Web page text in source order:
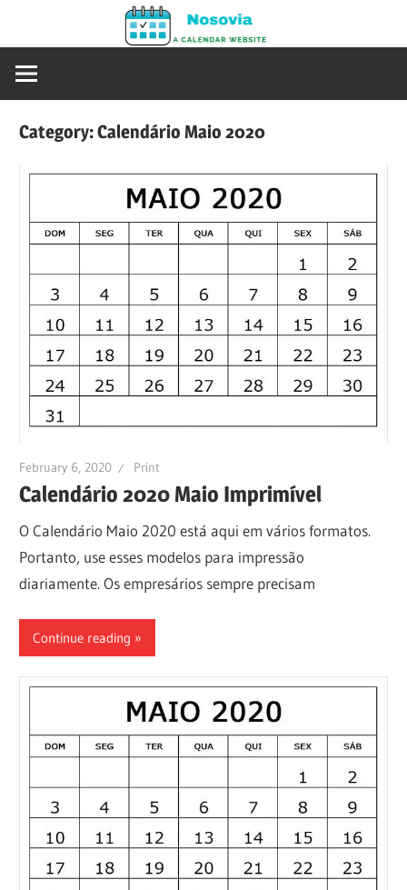
content
2020
2021
Category:Calendário Maio 2020
February 6, 2020 Print
Calendário 2020 Maio Imprimível
O Calendário Maio 2020 está aqui em vários formatos.
Portanto, use esses modelos para impressão
diariamente. Os empresários sempre precisam
Continue reading